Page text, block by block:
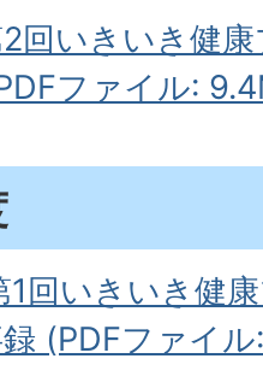
回いきいき健
ファイル:
回いきいき健
(PDFファイ